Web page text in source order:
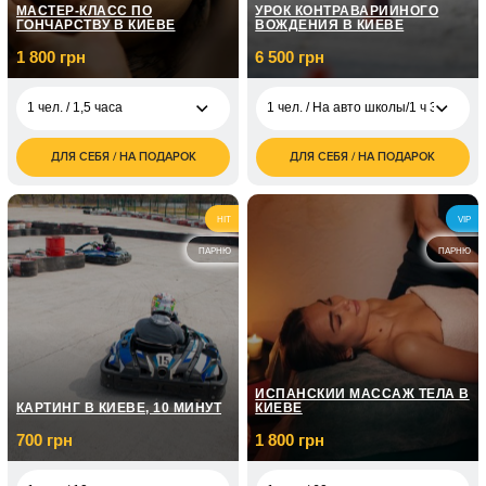
МАСТЕР-КЛАСС ПО
ГОНЧАРСТВУ В КИЕВЕ
1 800 грн
1 чел. / 1,5 часа
1 800
грн
2 чел. / 1,5 часа
2 500
грн
ДЛЯ СЕБЯ / НА ПОДАРОК
УРОК КОНТРАВАРИЙНОГО
ВОЖДЕНИЯ В КИЕВЕ
6 500 грн
1 чел. / На авто школы/1 ч 30 мин
1 чел. / На авто
школы/1 ч 30 мин
грн
3 500
грн
ДЛЯ СЕБЯ / НА ПОДАРОК
HIT
ПАРНЮ
КАРТИНГ В КИЕВЕ, 10 МИНУТ
700 грн
VIP
ПАРНЮ
ИСПАНСКИЙ МАССАЖ ТЕЛА В
КИЕВЕ
1 800 грн